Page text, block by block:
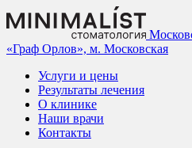
«Граф Орлов», м. Московская
Услуги и цены
Результаты лечения
О клинике
Наши врачи
Контакты